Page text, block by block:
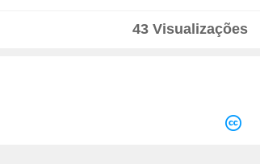
1
43 Visualizações